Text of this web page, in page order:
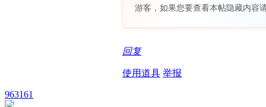
游客，如果您要查看本帖隐藏内容
回复
使用道具 举报
963161